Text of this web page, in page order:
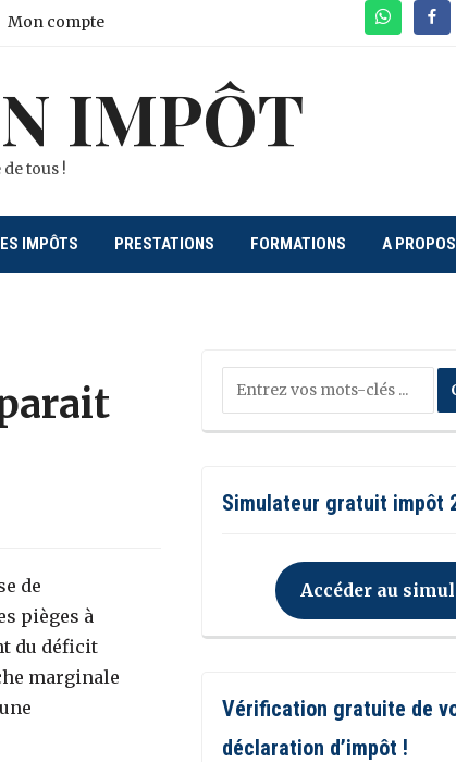
WhatsApp
Mon compte
IMPÔT
tous !
IMPÔTS PRESTATIONS FORMATIONS A PROPOS
de
pièges à
du déficit
marginale
Simulateur gratuit impôt
Accéder au
Vérification gratuite de
déclaration d’impôt !